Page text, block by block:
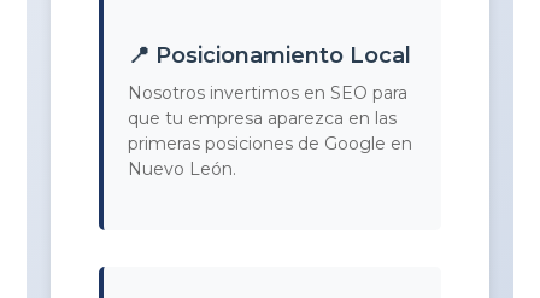
📍 Posicionamiento Local
Nosotros invertimos en SEO para
que tu empresa aparezca en las
primeras posiciones de Google en
Nuevo León.